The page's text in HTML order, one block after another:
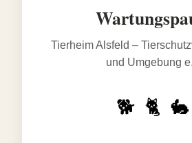
Tierheim Alsfeld –
und Umgebung
🐕 🐈 🐇